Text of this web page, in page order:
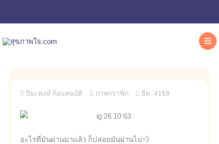
ปิยะพงษ์ ก้อนสมบัติ ภาพกราฟิก ฮิต: 4159
อะไรที่มันผ่านมาแล้ว ก็ปล่อยมันผ่านไป💨